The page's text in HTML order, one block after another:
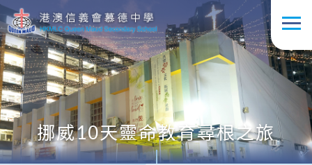
移至主內容
挪威10天靈命教育尋根之旅